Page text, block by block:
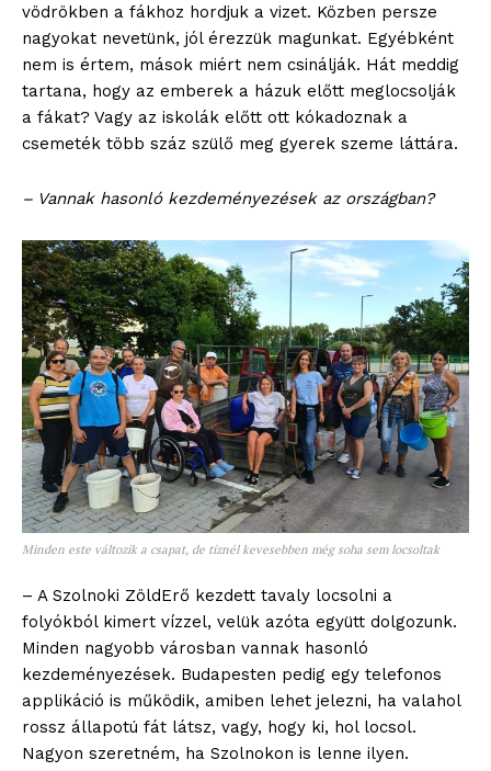
blogSZOLNOK
szubjektív élményportál
ELŐFIZETÉS
Hasznos
bSZ fiók
Előfizetés
Kapcsolat
vödrökben a fákhoz hordjuk a vizet. Közben persze
nagyokat nevetünk, jól érezzük magunkat. Egyébként
nem is értem, mások miért nem csinálják. Hát meddig
tartana, hogy az emberek a házuk előtt meglocsolják
a fákat? Vagy az iskolák előtt ott kókadoznak a
csemeték több száz szülő meg gyerek szeme láttára.
– Vannak hasonló kezdeményezések az országban?
Minden este változik a csapat, de tíznél kevesebben még soha sem locsoltak
– A Szolnoki ZöldErő kezdett tavaly locsolni a
folyókból kimert vízzel, velük azóta együtt dolgozunk.
Minden nagyobb városban vannak hasonló
kezdeményezések. Budapesten pedig egy telefonos
applikáció is működik, amiben lehet jelezni, ha valahol
rossz állapotú fát látsz, vagy, hogy ki, hol locsol.
Nagyon szeretném, ha Szolnokon is lenne ilyen.